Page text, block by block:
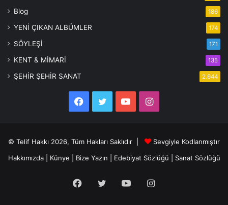
Blog 186
YENİ ÇIKAN ALBÜMLER 174
SÖYLEŞİ 171
KENT & MİMARİ 135
ŞEHİR ŞEHİR SANAT 2.644
Facebook
TwitterYouTubeInstagram
© Telif Hakkı 2026, Tüm Hakları Saklıdır |
Sevgiyle Kodlanmıştır
Hakkımızda| Künye Bize Yazın Edebiyat Sözlüğü Sanat Sözlüğü
Facebook
TwitterYouTubeInstagram